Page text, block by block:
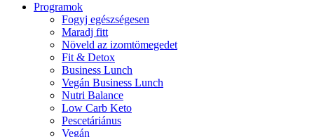
Programok
Fogyj egészségesen
Maradj fitt
Növeld az izomtömegedet
Fit & Detox
Business Lunch
Vegán Business Lunch
Nutri Balance
Low Carb Keto
Pescetáriánus
Vegán